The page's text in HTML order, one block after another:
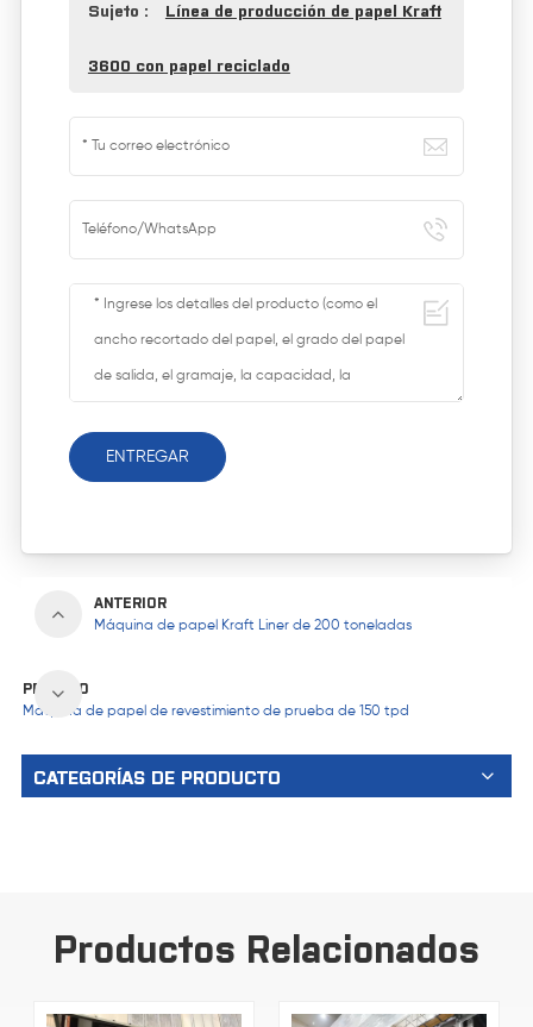
Sujeto : Línea de producción de papel Kraft
3600 con papel reciclado
ENTREGAR
ANTERIOR
Máquina de papel Kraft Liner de 200 toneladas
PRÓXIMO
Máquina de papel de revestimiento de prueba de 150 tpd
CATEGORÍAS DE PRODUCTO
Productos Relacionados